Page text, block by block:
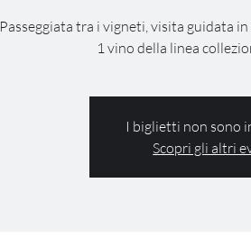
Passeggiata tra i vigneti, visita guidata
1 vino della linea
I biglietti non sono
Scopri gli altri